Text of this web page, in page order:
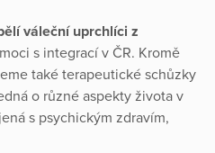
váleční uprchlíci z
s integrací v ČR. Kromě
také terapeutické schůzky
o různé aspekty života v
s psychickým zdravím,